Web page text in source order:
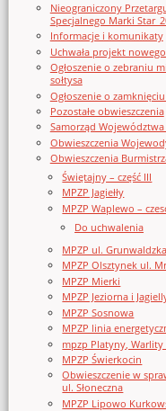
Nieograniczony
Specjalnego Marki
Informacje i komunikaty
Uchwała projekt
Ogłoszenie o zebraniu
sołtysa
Ogłoszenie o
Pozostałe obwieszczenia
Samorząd
Obwieszczenia
Obwieszczenia
Świętajny – część III
MPZP Jagiełły
MPZP Waplewo –
Do uchwalenia
MPZP ul.
MPZP Olsztynek ul.
MPZP Mierki
MPZP Jeziorna i
MPZP Sosnowa
MPZP linia
mpzp Platyny, Warlity
MPZP Świerkocin
Obwieszczenie w
ul. Słoneczna
MPZP Lipowo